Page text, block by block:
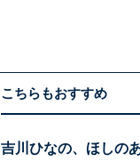
こちらもおすすめ
吉川ひなの、ほしの